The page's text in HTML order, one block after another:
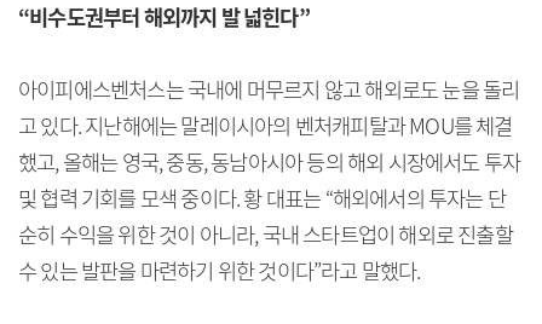
“비수도권부터 해외까지 발 넓힌다”
아이피에스벤처스는 국내에 머무르지 않고 해외로도 눈을 돌리
고 있다. 지난해에는 말레이시아의 벤처캐피탈과 MOU를 체결
했고, 올해는 영국, 중동, 동남아시아 등의 해외 시장에서도 투자
및 협력 기회를 모색 중이다. 황 대표는 “해외에서의 투자는 단
순히 수익을 위한 것이 아니라, 국내 스타트업이 해외로 진출할
수 있는 발판을 마련하기 위한 것이다”라고 말했다.